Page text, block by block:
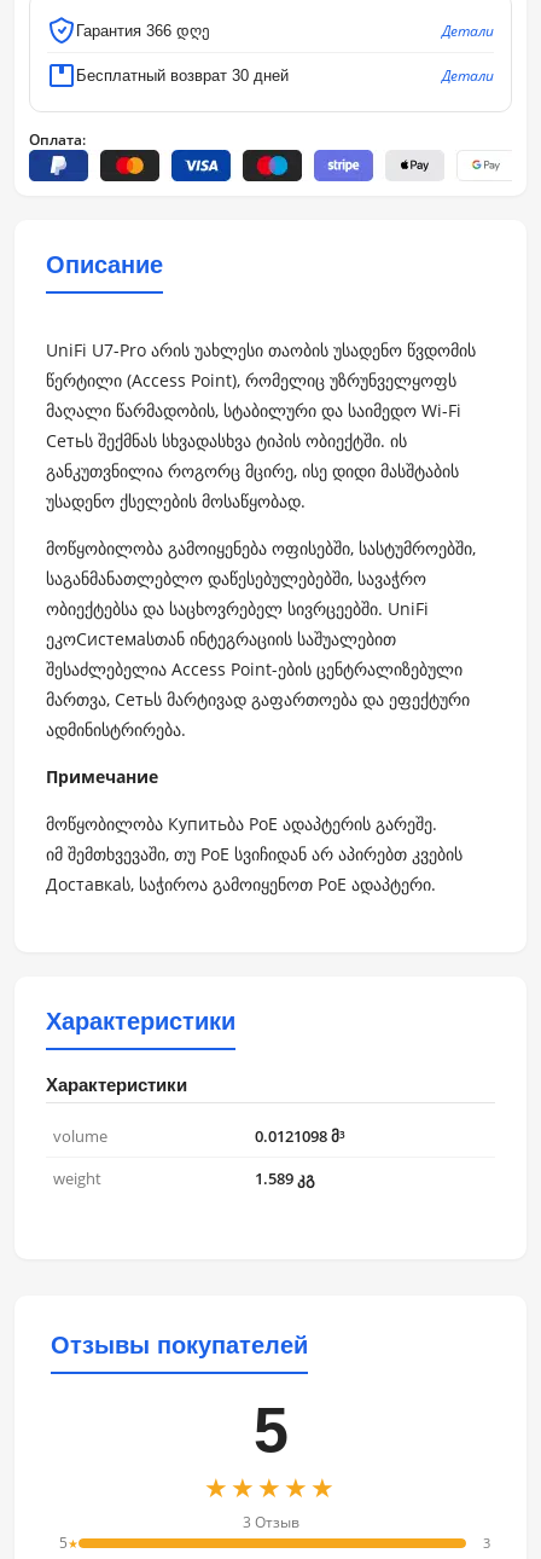
Гарантия 366 დღე Детали
Бесплатный возврат 30 дней Детали
Оплата:
Описание
UniFi U7-Pro არის უახლესი თაობის უსადენო წვდომის
წერტილი (Access Point), რომელიც უზრუნველყოფს
მაღალი წარმადობის, სტაბილური და საიმედო Wi-Fi
Сетьს შექმნას სხვადასხვა ტიპის ობიექტში. ის
განკუთვნილია როგორც მცირე, ისე დიდი მასშტაბის
უსადენო ქსელების მოსაწყობად.
მოწყობილობა გამოიყენება ოფისებში, სასტუმროებში,
საგანმანათლებლო დაწესებულებებში, სავაჭრო
ობიექტებსა და საცხოვრებელ სივრცეებში. UniFi
ეკოСистемаსთან ინტეგრაციის საშუალებით
შესაძლებელია Access Point-ების ცენტრალიზებული
მართვა, Сетьს მარტივად გაფართოება და ეფექტური
ადმინისტრირება.
Примечание
მოწყობილობა Купитьბა PoE ადაპტერის გარეშე.
იმ შემთხვევაში, თუ PoE სვიჩიდან არ აპირებთ კვების
Доставкаს, საჭიროა გამოიყენოთ PoE ადაპტერი.
Характеристики
Характеристики
volume
0.0121098 მ³
weight
1.589 კგ
Отзывы покупателей
5
★★★★★
3 Отзыв
5★ 3